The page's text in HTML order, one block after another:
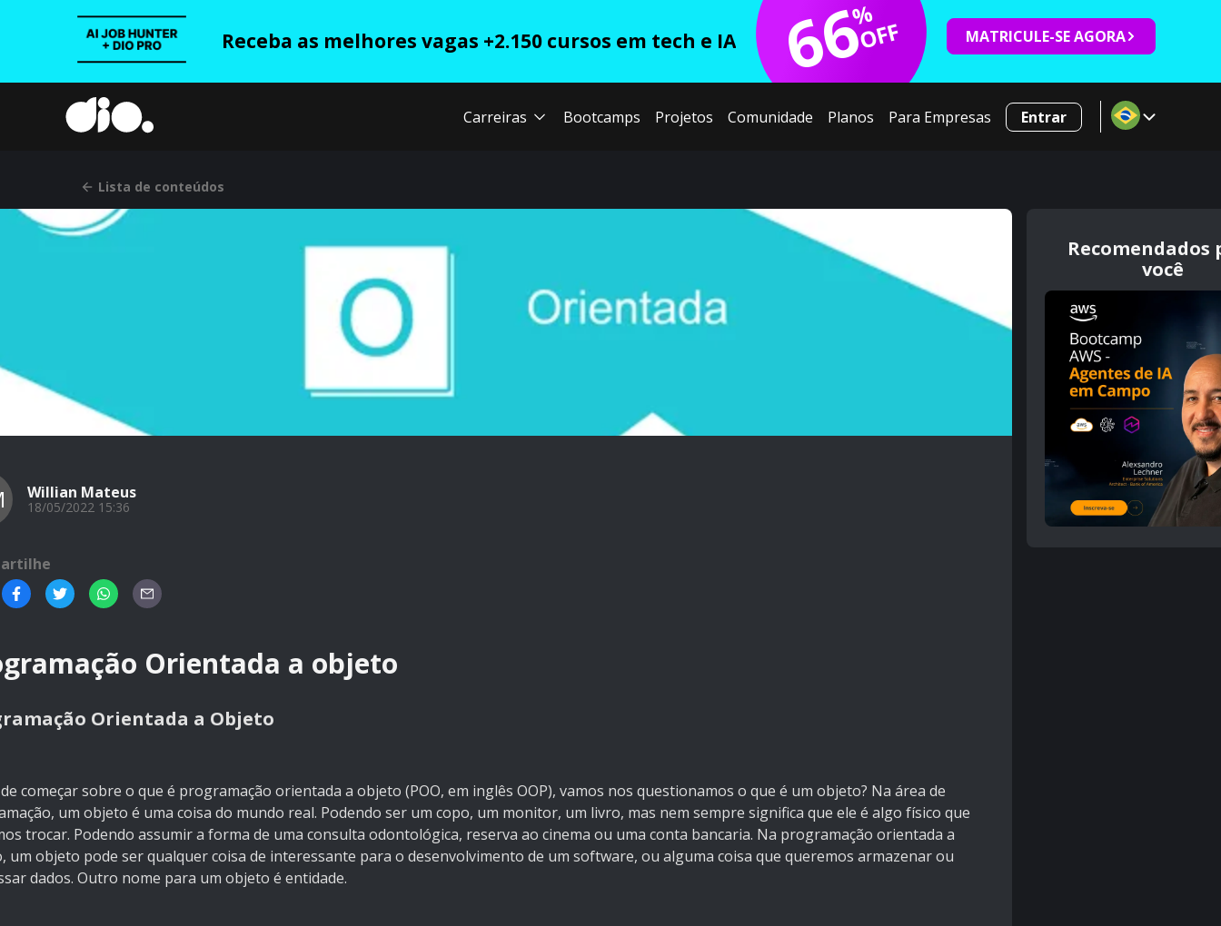
Receba as melhores vagas +2.150 cursos em tech e IA 66
%
OFF MATRICULE-SE AGORA
Carreiras Bootcamps Projetos Comunidade Planos Para Empresas Entrar
Lista de conteúdos
Willian Mateus
18/05/2022 15:36
Orientada a objeto
Orientada a Objeto
começar sobre o que é programação orientada a objeto (POO, em inglês OOP), vamos nos questionamos o que é um objeto? Na área de
um objeto é uma coisa do mundo real. Podendo ser um copo, um monitor, um livro, mas nem sempre significa que ele é algo físico que
trocar. Podendo assumir a forma de uma consulta odontológica, reserva ao cinema ou uma conta bancaria. Na programação orientada a
um objeto pode ser qualquer coisa de interessante para o desenvolvimento de um software, ou alguma coisa que queremos armazenar ou
dados. Outro nome para um objeto é entidade.
Recomendados
você